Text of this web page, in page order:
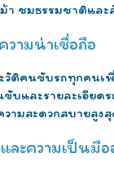
า ชมธรรมชาติและ
ามน่าเชื่อถือ
วัติคนขับรถทุกคนเ
บและรายละเอียด
ามสะดวกสบายสูง
ละความเป็นมื